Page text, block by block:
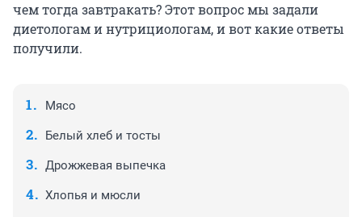
чем тогда завтракать? Этот вопрос мы задали
диетологам и нутрициологам, и вот какие ответы
получили.
Мясо
Белый хлеб и тосты
Дрожжевая выпечка
Хлопья и мюсли